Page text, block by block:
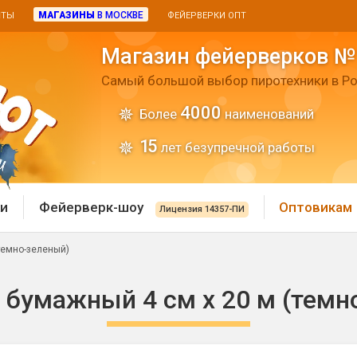
МАГАЗИНЫ В МОСКВЕ ФЕЙЕРВЕРКИ ОПТ
Магазин фейерверков
Самый большой выбор пиротехники в
Более 4000 наименований
15 лет безупречной работы
батареи
Хлопушки и
Фейерверк-шоу Лицензия 14357-ПИ Оптовикам
зеленый)
бумажный 4 см х 20 м